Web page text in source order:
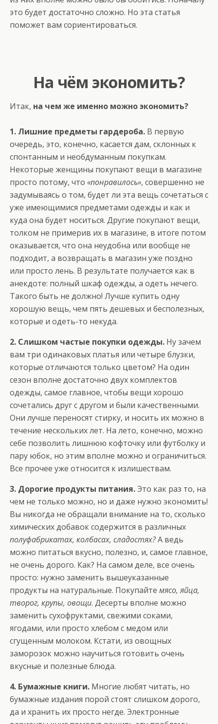
это будет достаточно сложно. Но эта статья
поможет вам сориентироваться.
На чём экономить?
Итак, на чем же именно можно экономить?
1. Лишние предметы гардероба. В первую
очередь, это, конечно, касается дам, склонных к
спонтанным и необдуманным покупкам.
Некоторые женщины покупают вещи в магазине
просто потому, что «понравилось», совершенно не
задумываясь о том, будет ли эта вещь сочетаться с
уже имеющимися предметами одежды и как и
куда она будет носиться. Другие покупают вещи,
толком не примерив их в магазине, в итоге потом
оказывается, что она неудобна или вообще не
подходит, а возвращать в магазин уже поздно
или просто лень. В результате получается как в
анекдоте: полный шкаф одежды, а одеть нечего.
Такого быть не должно! Лучше купить одну
хорошую вещь, чем пять дешевых и бесполезных,
которые и одеть-то некуда.
2. Слишком частые покупки одежды. Ну зачем
вам три одинаковых платья или четыре блузки,
которые отличаются только цветом? На один
сезон вполне достаточно двух комплектов
одежды, самое главное, чтобы вещи хорошо
сочетались друг с другом и были качественными.
Они лучше переносят стирку, и носить их можно в
течение нескольких лет. На лето, конечно, можно
себе позволить лишнюю кофточку или футболку и
пару юбок, но этим вполне можно и ограничиться.
Все прочее уже относится к излишествам.
3. Дорогие продукты питания.Это как раз то, на
чем не только можно, но и даже нужно экономить!
Вы никогда не обращали внимание на то, сколько
химических добавок содержится в различных
полуфабрикатах, колбасах, сладостях?А ведь
можно питаться вкусно, полезно, и, самое главное,
не очень дорого. Как? На самом деле, все очень
просто: нужно заменить вышеуказанные
продукты на натуральные. Покупайте мясо, яйца,
творог, крупы, овощи. Десерты вполне можно
заменить сухофруктами, свежими соками,
ягодами, или просто хлебом с медом или
сгущенным молоком. Кстати, из овощных
заморозок можно научиться готовить очень
вкусные и полезные блюда.
4. Бумажные книги. Многие любят читать, но
бумажные издания порой стоят слишком дорого,
да и хранить их просто негде. Электронные